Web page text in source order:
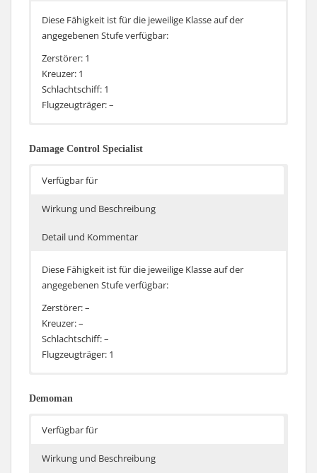
Diese Fähigkeit ist für die jeweilige Klasse auf der
angegebenen Stufe verfügbar:
Zerstörer: 1
Kreuzer: 1
Schlachtschiff: 1
Flugzeugträger: –
Nachladebooster, Torpedo-Nachladebeschleuniger,
um 10%
verdoppelt, aber dafür sind auch nicht alle
Nachladezeit der Verbrauchsgüter die von
Damage Control Specialist
Verfügbar für
Wirkung und Beschreibung
Detail und Kommentar
Diese Fähigkeit ist für die jeweilige Klasse auf der
angegebenen Stufe verfügbar:
Zerstörer: –
Kreuzer: –
Schlachtschiff: –
Flugzeugträger: 1
Schadensbegrenzungsteams um 10%
Alarmbereitschaft.
Demoman
Verfügbar für
Wirkung und Beschreibung